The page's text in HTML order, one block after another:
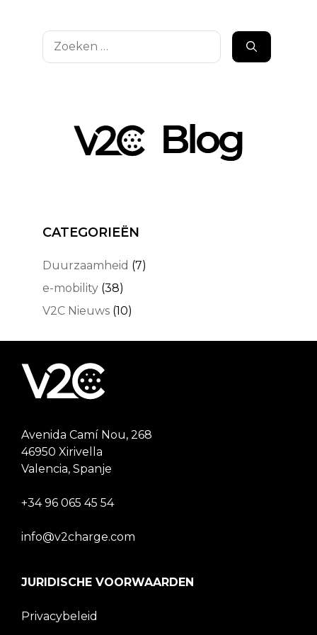
Zoek
CATEGORIEËN
Duurzaamheid (7)
e-mobility (38)
V2C Nieuws (10)
Avenida Camí Nou, 268
46950 Xirivella
Valencia, Spanje
+34 96 065 45 54
info@v2charge.com
JURIDISCHE VOORWAARDEN
Privacybeleid